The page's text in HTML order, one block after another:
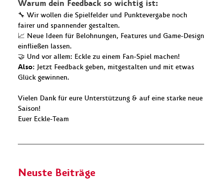
Warum dein Feedback so wichtig ist:
🔧 Wir wollen die Spielfelder und Punktevergabe noch
fairer und spannender gestalten.
📈 Neue Ideen für Belohnungen, Features und Game-Design
einfließen lassen.
🤝 Und vor allem: Eckle zu einem Fan-Spiel machen!
Also: Jetzt Feedback geben, mitgestalten und mit etwas
Glück gewinnen.
Vielen Dank für eure Unterstützung & auf eine starke neue
Saison!
Euer Eckle-Team
Neuste Beiträge